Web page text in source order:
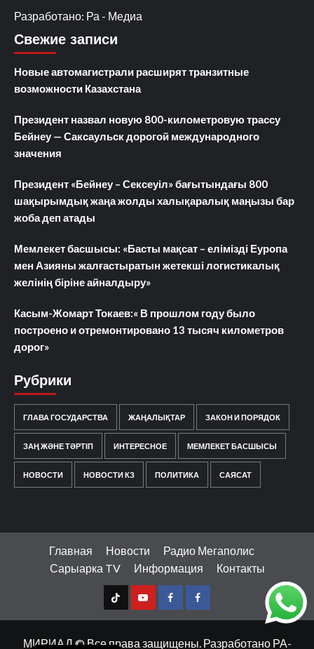
Разработано: Ра - Медиа
Свежие записи
Новые автомагистрали расширят транзитные
возможности Казахстана
Президент назвал новую 800-километровую трассу
Бейнеу — Саксаульск дорогой международного
значения
Президент «Бейнеу – Сексеуіл» бағытындағы 800
шақырымдық жаңа жолды халықаралық маңызы бар
жоба деп атады
Мемлекет басшысы: «Басты мақсат – елімізді Еуропа
мен Азияны жалғастыратын жетекші логистикалық
желінің біріне айналдыру»
Касым-Жомарт Токаев:« В прошлом году было
построено и отремонтировано 13 тысяч километров
дорог»
Рубрики
ГЛАВА ГОСУДАРСТВА ЖАҢАЛЫҚТАР ЗАКОН И ПОРЯДОК
ЗАҢ ЖӘНЕ ТӘРТІП ИНТЕРЕСНОЕ МЕМЛЕКЕТ БАСШЫСЫ
НОВОСТИ НОВОСТИ КЗ ПОЛИТИКА САЯСАТ
Главная Новости
Радио Мегаполис
Сарыарка TV
Информация Контакты
TT Youtube
FB1 FB2
МИРИАД © Все права защищены. Разработано РА-
Қазақ тілі